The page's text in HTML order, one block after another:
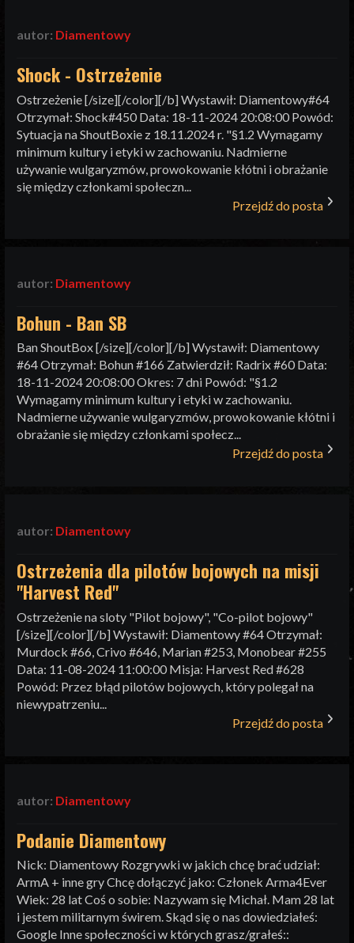
autor: Diamentowy
Shock - Ostrzeżenie
Ostrzeżenie [/size][/color][/b] Wystawił: Diamentowy#64
Otrzymał: Shock#450 Data: 18-11-2024 20:08:00 Powód:
Sytuacja na ShoutBoxie z 18.11.2024 r. "§1.2 Wymagamy
minimum kultury i etyki w zachowaniu. Nadmierne
używanie wulgaryzmów, prowokowanie kłótni i obrażanie
się między członkami społeczn...
Przejdź do posta
autor: Diamentowy
Bohun - Ban SB
Ban ShoutBox [/size][/color][/b] Wystawił: Diamentowy
#64 Otrzymał: Bohun #166 Zatwierdził: Radrix #60 Data:
18-11-2024 20:08:00 Okres: 7 dni Powód: "§1.2
Wymagamy minimum kultury i etyki w zachowaniu.
Nadmierne używanie wulgaryzmów, prowokowanie kłótni i
obrażanie się między członkami społecz...
Przejdź do posta
autor: Diamentowy
Ostrzeżenia dla pilotów bojowych na misji
"Harvest Red"
Ostrzeżenie na sloty "Pilot bojowy", "Co-pilot bojowy"
[/size][/color][/b] Wystawił: Diamentowy #64 Otrzymał:
Murdock #66, Crivo #646, Marian #253, Monobear #255
Data: 11-08-2024 11:00:00 Misja: Harvest Red #628
Powód: Przez błąd pilotów bojowych, który polegał na
niewypatrzeniu...
Przejdź do posta
autor: Diamentowy
Podanie Diamentowy
Nick: Diamentowy Rozgrywki w jakich chcę brać udział:
ArmA + inne gry Chcę dołączyć jako: Członek Arma4Ever
Wiek: 28 lat Coś o sobie: Nazywam się Michał. Mam 28 lat
i jestem militarnym świrem. Skąd się o nas dowiedziałeś:
Google Inne społeczności w których grasz/grałeś::